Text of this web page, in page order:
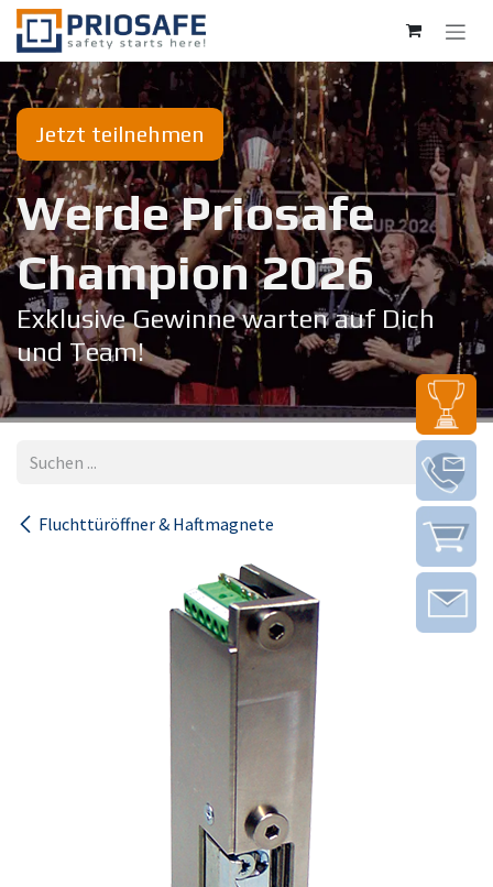
Zum Inhalt springen
Jetzt teilnehmen
Werde Priosafe
Champion 20​26
Exklusive Gewinne warten auf Dich
und Team!
Fluchttüröffner & Haftmagnete